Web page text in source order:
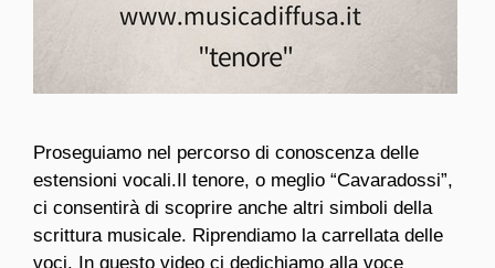
Proseguiamo nel percorso di conoscenza delle
estensioni vocali.Il tenore, o meglio “Cavaradossi”,
ci consentirà di scoprire anche altri simboli della
scrittura musicale. Riprendiamo la carrellata delle
voci. In questo video ci dedichiamo alla voce